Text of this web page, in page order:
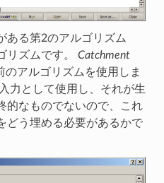
ある第2のアルゴリズム
リズムです。 Catchment
アルゴリズムを使用しま
力として使用し、それが生
的なものでないので、これ
どう埋める必要があるかで